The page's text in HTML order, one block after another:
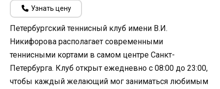
Узнать цену
Петербургский теннисный клуб имени В.И.
Никифорова располагает современными
теннисными кортами в самом центре Санкт-
Петербурга. Клуб открыт ежедневно с 08:00 до 23:00,
чтобы каждый желающий мог заниматься любимым